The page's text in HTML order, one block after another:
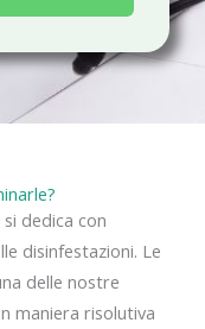
dedica con
disinfestazioni. Le
delle nostre
maniera risolutiva